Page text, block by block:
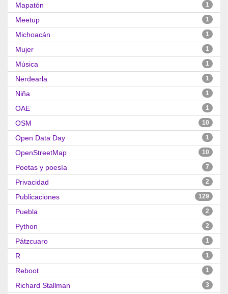
Mapatón 1
Meetup 1
Michoacán 1
Mujer 1
Música 1
Nerdearla 1
Niña 1
OAE 1
OSM 10
Open Data Day 1
OpenStreetMap 10
Poetas y poesía 7
Privacidad 2
Publicaciones 129
Puebla 2
Python 2
Pátzcuaro 1
R 1
Reboot 1
Richard Stallman 3